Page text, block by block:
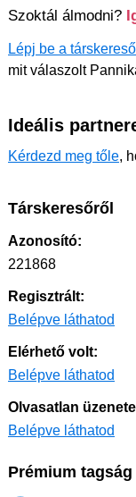
Szoktál álmodni?
Lépj be a
mit válaszolt
Ideális
Kérdezd meg tőle,
Társkeresőről
Azonosító:
221868
Regisztrált:
Belépve láthatod
Elérhető volt:
Belépve láthatod
Olvasatlan
Belépve láthatod
Prémium tagság